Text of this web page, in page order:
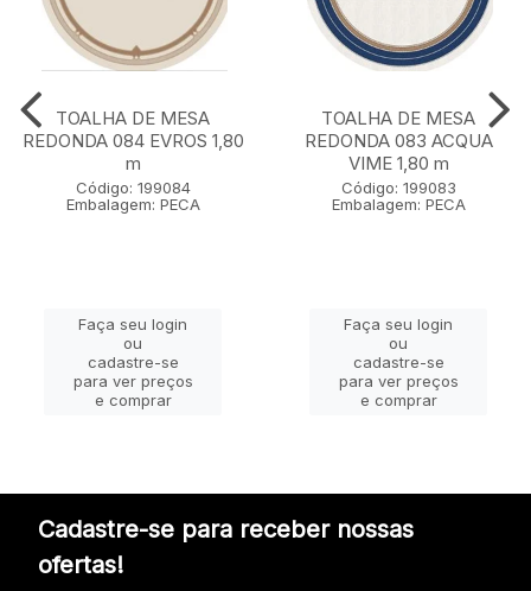
TOALHA DE MESA
REDONDA 084 EVROS 1,80
m
Código: 199084
Embalagem: PECA
Faça seu login
ou
cadastre-se
para ver preços
e comprar
TOALHA DE MESA
REDONDA 083 ACQUA
VIME 1,80 m
Código: 199083
Embalagem: PECA
Faça seu login
ou
cadastre-se
para ver preços
e comprar
Cadastre-se para receber nossas
ofertas!